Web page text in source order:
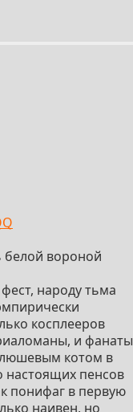
белой вороной
народу тьма
косплееров
и фанаты
котом в
настоящих пенсов
понифаг в первую
наивен, но